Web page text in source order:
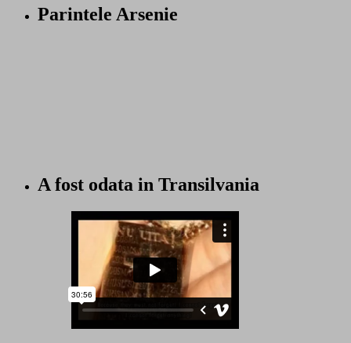
Parintele Arsenie
A fost odata in Transilvania